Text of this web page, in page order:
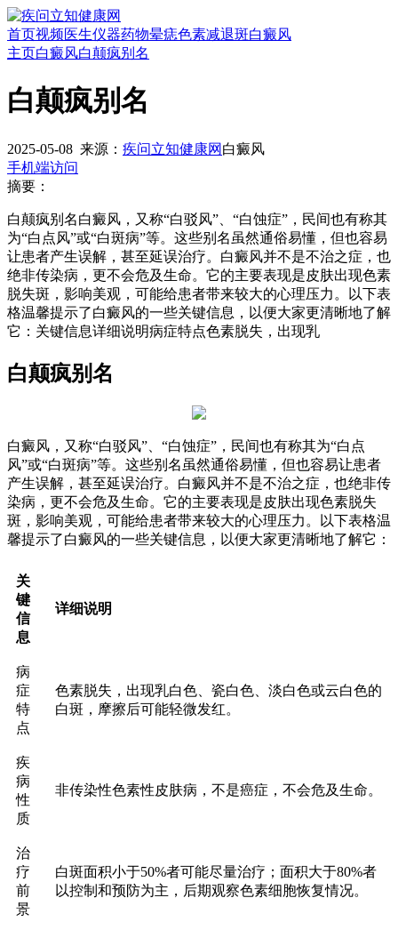
首页视频医生仪器药物晕痣色素减退斑白癜风
主页白癜风白颠疯别名
白颠疯别名
2025-05-08 来源： 疾问立知健康网 白癜风
手机端访问
摘要：
白颠疯别名白癜风，又称“白驳风”、“白蚀症”，民间也有称其
为“白点风”或“白斑病”等。这些别名虽然通俗易懂，但也容易
让患者产生误解，甚至延误治疗。白癜风并不是不治之症，也
绝非传染病，更不会危及生命。它的主要表现是皮肤出现色素
脱失斑，影响美观，可能给患者带来较大的心理压力。以下表
格温馨提示了白癜风的一些关键信息，以便大家更清晰地了解
它：关键信息详细说明病症特点色素脱失，出现乳
白颠疯别名
白癜风，又称“白驳风”、“白蚀症”，民间也有称其为“白点
风”或“白斑病”等。这些别名虽然通俗易懂，但也容易让患者
产生误解，甚至延误治疗。白癜风并不是不治之症，也绝非传
染病，更不会危及生命。它的主要表现是皮肤出现色素脱失
斑，影响美观，可能给患者带来较大的心理压力。以下表格温
馨提示了白癜风的一些关键信息，以便大家更清晰地了解它：
关
键
信
息
详细说明
病
症
特
点
色素脱失，出现乳白色、瓷白色、淡白色或云白色的
白斑，摩擦后可能轻微发红。
疾
病
性
质
非传染性色素性皮肤病，不是癌症，不会危及生命。
治
疗
前
景
白斑面积小于50%者可能尽量治疗；面积大于80%者
以控制和预防为主，后期观察色素细胞恢复情况。